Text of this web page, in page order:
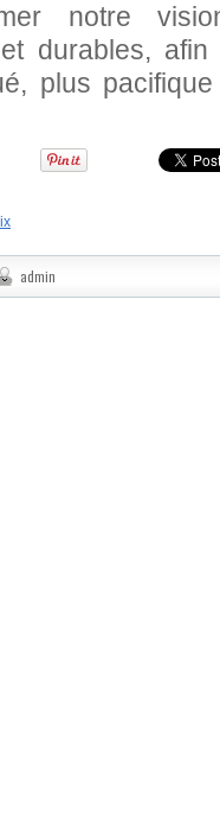
notre
durables,
plus
admin